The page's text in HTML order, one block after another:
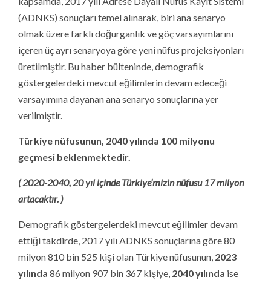
(ADNKS) sonuçları temel alınarak, biri ana senaryo
olmak üzere farklı doğurganlık ve göç varsayımlarını
içeren üç ayrı senaryoya göre yeni nüfus projeksiyonları
üretilmiştir. Bu haber bülteninde, demografik
göstergelerdeki mevcut eğilimlerin devam edeceği
varsayımına dayanan ana senaryo sonuçlarına yer
verilmiştir.
Türkiye nüfusunun, 2040 yılında 100 milyonu
geçmesi beklenmektedir.
( 2020-2040, 20 yıl içinde Türkiye’mizin nüfusu 17 milyon
artacaktır. )
Demografik göstergelerdeki mevcut eğilimler devam
ettiği takdirde, 2017 yılı ADNKS sonuçlarına göre 80
milyon 810 bin 525 kişi olan Türkiye nüfusunun, 2023
yılında 86 milyon 907 bin 367 kişiye, 2040yılında ise